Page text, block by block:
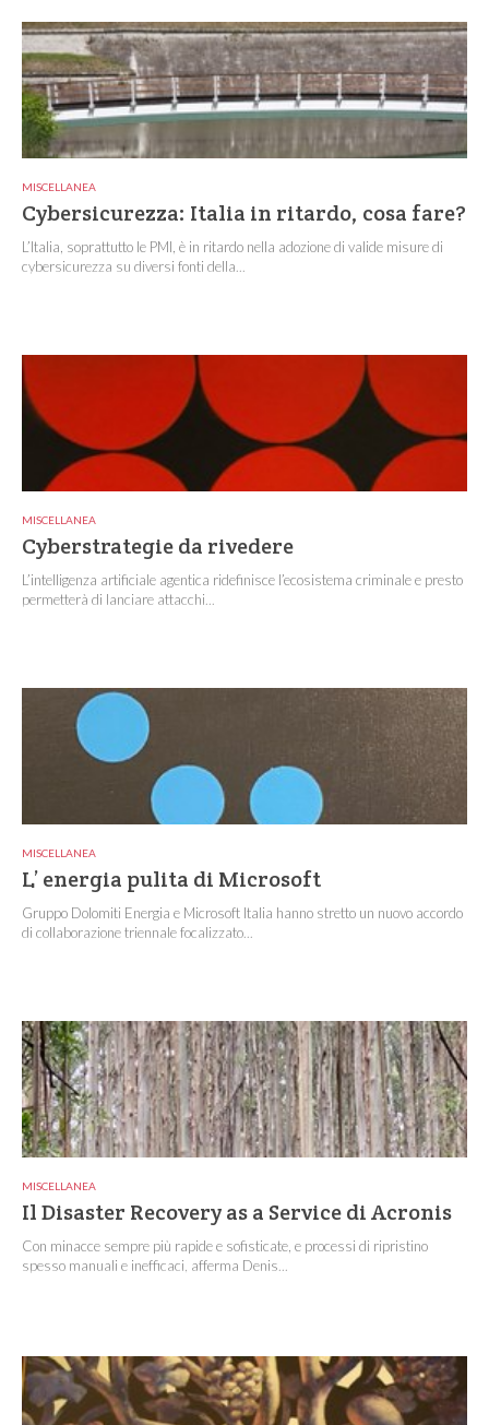
MISCELLANEA
Cybersicurezza: Italia in ritardo, cosa fare?
L’Italia, soprattutto le PMI, è in ritardo nella adozione di valide misure di
cybersicurezza su diversi fonti della...
MISCELLANEA
Cyberstrategie da rivedere
L’intelligenza artificiale agentica ridefinisce l’ecosistema criminale e presto
permetterà di lanciare attacchi...
MISCELLANEA
L’ energia pulita di Microsoft
Gruppo Dolomiti Energia e Microsoft Italia hanno stretto un nuovo accordo
di collaborazione triennale focalizzato...
MISCELLANEA
Il Disaster Recovery as a Service di Acronis
Con minacce sempre più rapide e sofisticate, e processi di ripristino
spesso manuali e inefficaci, afferma Denis...